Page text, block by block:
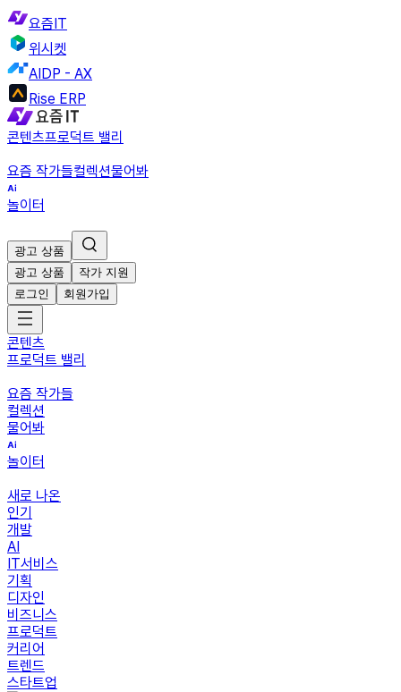
요즘IT
위시켓
AIDP - AX
Rise ERP
콘텐츠프로덕트 밸리
요즘 작가들컬렉션물어봐
놀이터
광고 상품
광고 상품
작가 지원
로그인
회원가입
콘텐츠
프로덕트 밸리
요즘 작가들
컬렉션
물어봐
놀이터
새로 나온
인기
개발
AI
IT서비스
기획
디자인
비즈니스
프로덕트
커리어
트렌드
스타트업